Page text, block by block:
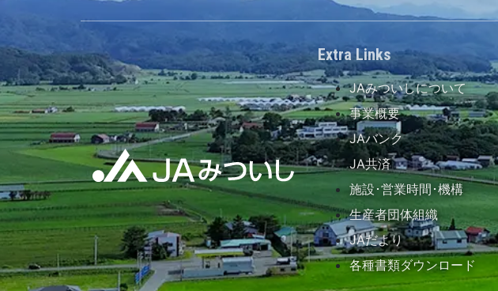
Extra Links
JAみついしについて
事業概要
JAバンク
JA共済
施設･営業時間･機構
生産者団体組織
JAだより
各種書類ダウンロード